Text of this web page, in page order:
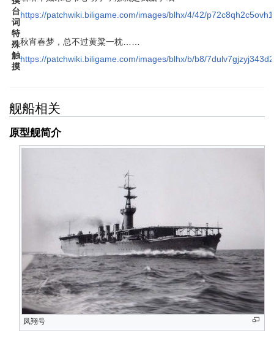
台
词
https://patchwiki.biligame.com/images/blhx/4/42/
特
殊
触
摸
秋宵春梦，总不过黄粱一枕……
https://patchwiki.biligame.com/images/blhx/b/b8/
舰船相关
原型舰简介
凤翔号